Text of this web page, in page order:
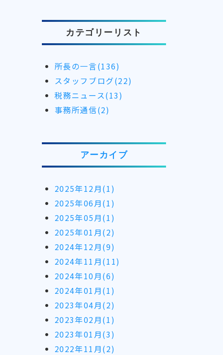
カテゴリーリスト
所長の一言(136)
スタッフブログ(22)
税務ニュース(13)
事務所通信(2)
アーカイブ
2025年12月(1)
2025年06月(1)
2025年05月(1)
2025年01月(2)
2024年12月(9)
2024年11月(11)
2024年10月(6)
2024年01月(1)
2023年04月(2)
2023年02月(1)
2023年01月(3)
2022年11月(2)